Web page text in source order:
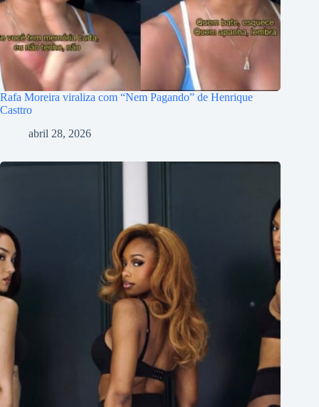
Rafa Moreira viraliza com “Nem Pagando” de Henrique
Casttro
abril 28, 2026